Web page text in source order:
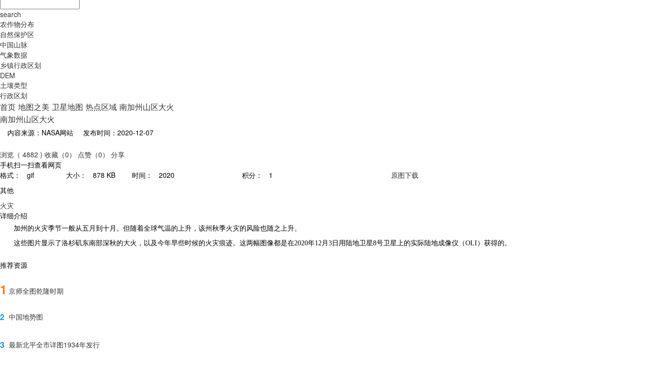
search
农作物分布
自然保护区
中国山脉
气象数据
乡镇行政区划
DEM
土壤类型
行政区划
首页 地图之美 卫星地图 热点区域 南加州山区大火
南加州山区大火
内容来源：NASA网站 发布时间：2020-12-07
浏览（ 4882 ) 收藏（0） 点赞（0）
分享
手机扫一扫查看网页
格式：
gif 大小： 878 KB 时间： 2020 积分： 1
原图下载
其他
火灾
详细介绍
加州的火灾季节一般从五月到十月。但随着全球气温的上升，该州秋季火灾的风险也随之上升。
这些图片显示了洛杉矶东南部深秋的大火，以及今年早些时候的火灾痕迹。这两幅图像都是在2020年12月3日用陆地卫星8号卫星上的实际陆地成像仪（OLI）获得的。
推荐资源
1 京师全图乾隆时期
2 中国地势图
3 最新北平全市详图1934年发行